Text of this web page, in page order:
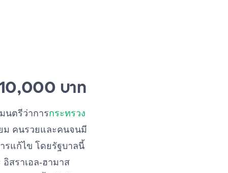
10,000 บาท
นตรีว่าการกระทรวง
ม คนรวยและคนจนมี
รแก้ไข โดยรัฐบาลนี้
สราเอล-ฮามาส